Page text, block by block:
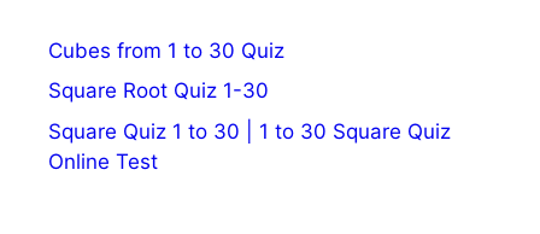
Cubes from 1 to 30 Quiz
Square Root Quiz 1-30
Square Quiz 1 to 30 | 1 to 30 Square Quiz
Online Test